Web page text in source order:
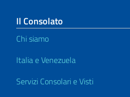
Il Consolato
Chi siamo
Italia e Venezuela
Servizi Consolari e Visti